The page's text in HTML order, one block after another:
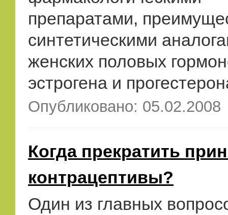
препаратами,
синтетическими
женских половых
эстрогена и
Опубликовано: 05.02.2008
Когда прекратить
контрацептивы?
Один из главных